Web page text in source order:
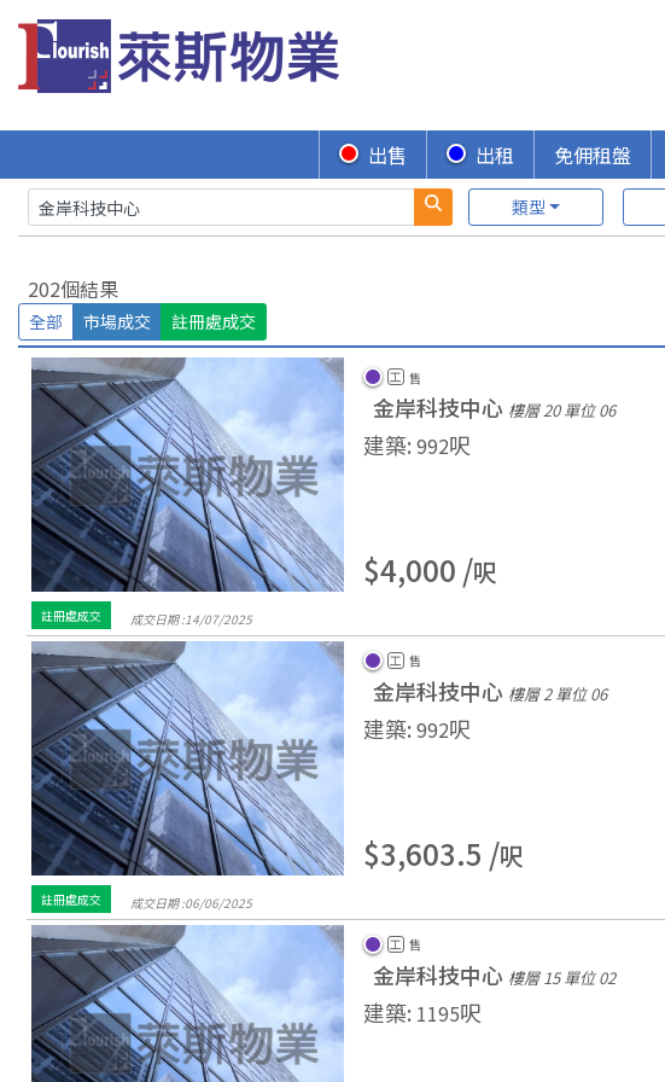
出售 出租 免佣租盤
類型
202個結果
全部
市場成交 註冊處成交
工 售
金岸科技中心 樓層 20 單位 06
建築: 992呎
$4,000 /呎
註冊處成交 成交日期 : 14/07/2025
工 售
金岸科技中心 樓層 2 單位 06
建築: 992呎
$3,603.5 /呎
註冊處成交 成交日期 :06/06/2025
工 售
金岸科技中心 樓層 15 單位 02
建築: 1195呎